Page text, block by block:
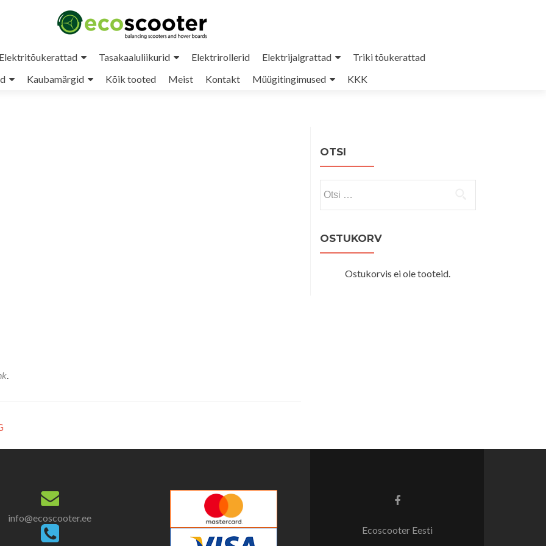
Elektritõukerattad Tasakaaluliikurid Elektrirollerid Elektrijalgrattad
Triki tõukerattad
Kaubamärgid Kõik tooted Meist Kontakt Müügitingimused KKK
.
OTSI
OSTUKORV
Ostukorvis ei ole tooteid.
info@ecoscooter.ee
Facebook
Ecoscooter Eesti